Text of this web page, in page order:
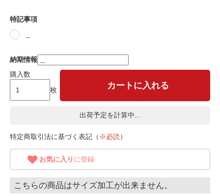
特記事項
納期情報
購入数
枚
カートに入れる
出荷予定を計算中...
特定商取引法に基づく表記（ ※必読）
お気に入り に登録
こちらの商品はサイズ加工が出来ません。